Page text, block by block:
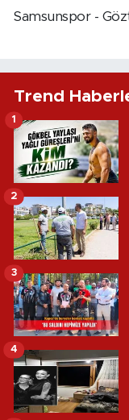
Samsunspor -
Trend
1
2
3
4